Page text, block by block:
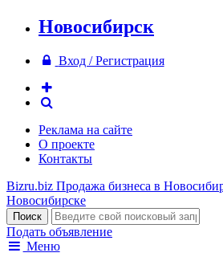
Новосибирск
Вход / Регистрация
Реклама на сайте
О проекте
Контакты
Bizru.biz Продажа бизнеса в
Новосибирске
Подать объявление
Меню